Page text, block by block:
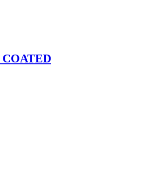
COATED